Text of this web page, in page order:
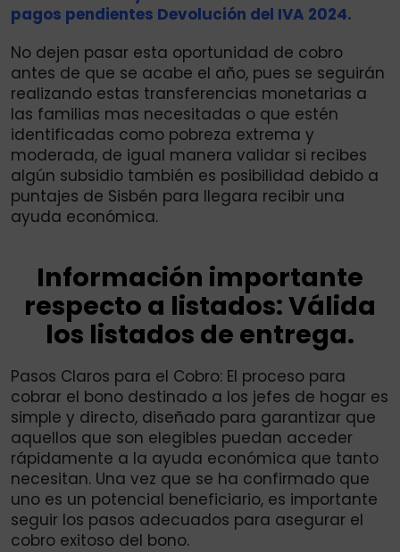
pagos pendientes Devolución del IVA 2024.
No dejen pasar esta oportunidad de cobro
antes de que se acabe el año, pues se seguirán
realizando estas transferencias monetarias a
las familias mas necesitadas o que estén
identificadas como pobreza extrema y
moderada, de igual manera validar si recibes
algún subsidio también es posibilidad debido a
puntajes de Sisbén para llegara recibir una
ayuda económica.
Información importante
respecto a listados: Válida
los listados de entrega.
Pasos Claros para el Cobro: El proceso para
cobrar el bono destinado a los jefes de hogar es
simple y directo, diseñado para garantizar que
aquellos que son elegibles puedan acceder
rápidamente a la ayuda económica que tanto
necesitan. Una vez que se ha confirmado que
uno es un potencial beneficiario, es importante
seguir los pasos adecuados para asegurar el
cobro exitoso del bono.